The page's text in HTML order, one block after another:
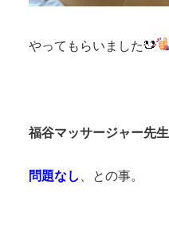
やってもらいました
福谷マッサージャー先生
問題なし 、との事。